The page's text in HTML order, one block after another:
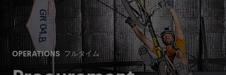
OPERATIONS フルタイム